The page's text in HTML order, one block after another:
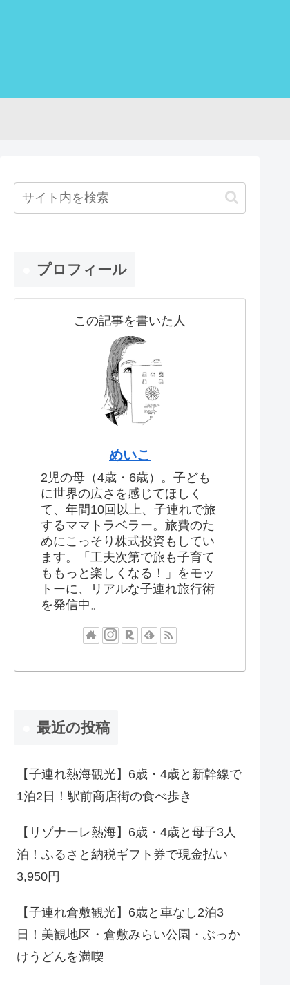
プロフィール
この記事を書いた人
めいこ
2児の母（4歳・6歳）。子ども
に世界の広さを感じてほしく
て、年間10回以上、子連れで旅
するママトラベラー。旅費のた
めにこっそり株式投資もしてい
ます。「工夫次第で旅も子育て
ももっと楽しくなる！」をモッ
トーに、リアルな子連れ旅行術
を発信中。
最近の投稿
【子連れ熱海観光】6歳・4歳と新幹線で
1泊2日！駅前商店街の食べ歩き
【リゾナーレ熱海】6歳・4歳と母子3人
泊！ふるさと納税ギフト券で現金払い
3,950円
【子連れ倉敷観光】6歳と車なし2泊3
日！美観地区・倉敷みらい公園・ぶっか
けうどんを満喫